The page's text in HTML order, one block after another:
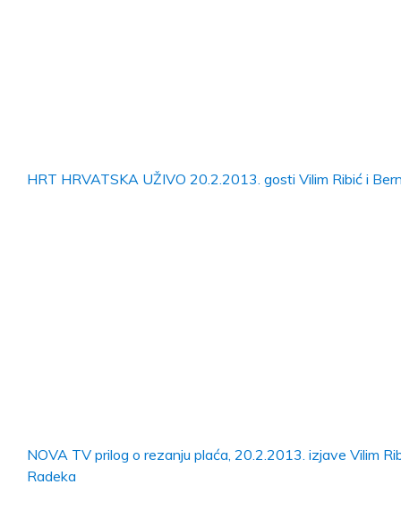
HRT HRVATSKA UŽIVO 20.2.2013. gosti Vilim Ribić i
NOVA TV prilog o rezanju plaća, 20.2.2013. izjave Vilim
Radeka